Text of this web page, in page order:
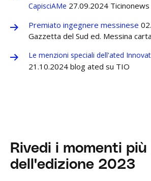
CapisciAMe 27.09.2024 Ticinonews
Premiato ingegnere messinese
Gazzetta del Sud ed. Messina
Le menzioni speciali dell'ated
21.10.2024 blog ated su TIO
Rivedi i momenti più
dell'edizione 2023